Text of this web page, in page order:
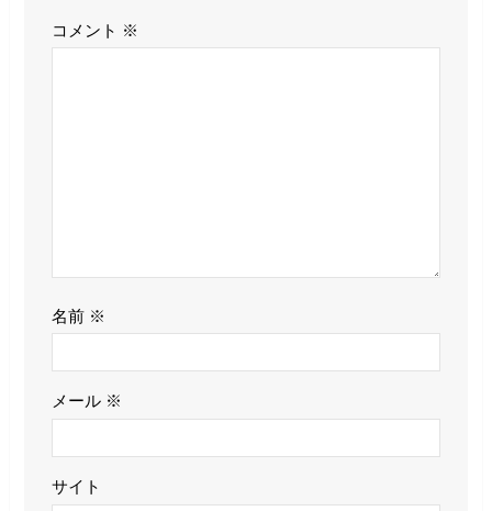
コメント ※
名前 ※
メール ※
サイト